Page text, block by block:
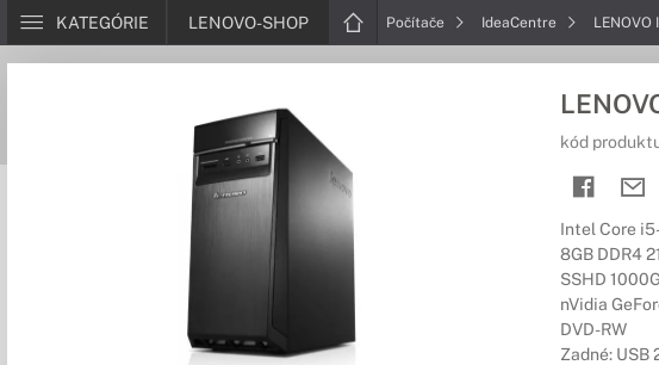
KATEGÓRIE LENOVO-SHOP Počítače IdeaCentre
kód
Intel Core
8GB DDR4
SSHD
nVidia
DVD-RW
Zadné: USB